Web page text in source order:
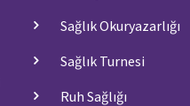
Sağlık Okuryazarlığı
Sağlık Turnesi
Ruh Sağlığı